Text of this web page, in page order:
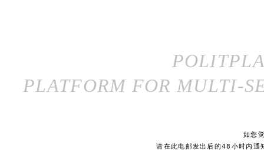
PLATFORM FOR MULTI-
如您
请在此电邮发出后的48小时内通